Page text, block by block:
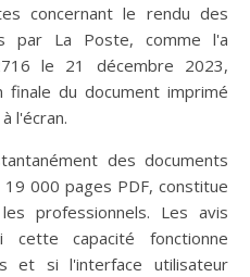
concernant le rendu des
par La Poste, comme l'a
le 21 décembre 2023,
du document imprimé
l'écran.
des documents
000 pages PDF, constitue
professionnels. Les avis
capacité fonctionne
et si l'interface utilisateur